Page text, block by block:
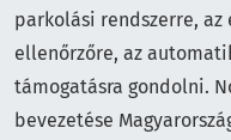
parkolási rendszerre,
ellenőrzőre, az
támogatásra gondolni.
bevezetése